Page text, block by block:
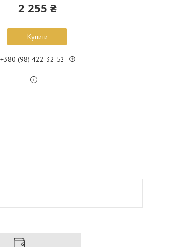
2 255 ₴
Купити
+380 (98) 422-32-52